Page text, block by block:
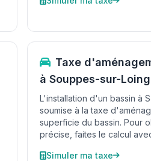
Taxe
à Souppes-sur-Loing
L'installation d'un bassin à
soumise à la taxe
superficie du bassin. Pour
précise, faites le calcul
Simuler ma taxe